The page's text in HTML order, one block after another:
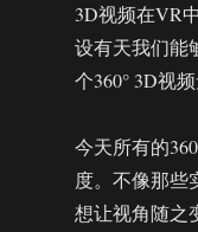
3D视频在VR
设有天我们能
个360° 3D视
今天所有的
度。不像那些
想让视角随之